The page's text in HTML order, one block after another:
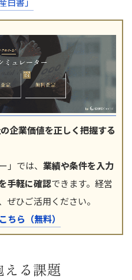
企業価値を正しく把握する
」では、 業績や条件を入力
手軽に確認できます。経営
ぜひご活用ください。
ちら（無料）
る課題